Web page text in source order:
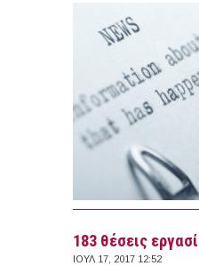
183 θέσεις
ΙΟΥΛ 17, 2017 12:52